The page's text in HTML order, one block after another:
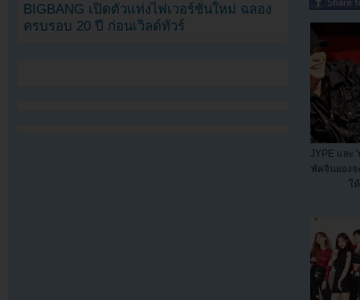
JYPE และ
พัคจินยองจ
ใ
BIGBANG เปิดตัวแท่งไฟเวอร์ชั่นใหม่ ฉลอง
ครบรอบ 20 ปี ก่อนเวิลด์ทัวร์